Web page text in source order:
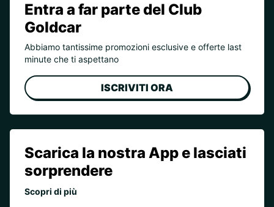
Entra a far parte del Club
Goldcar
Abbiamo tantissime promozioni esclusive e offerte last
minute che ti aspettano
ISCRIVITI ORA
Scarica la nostra App e lasciati
sorprendere
Scopri di più